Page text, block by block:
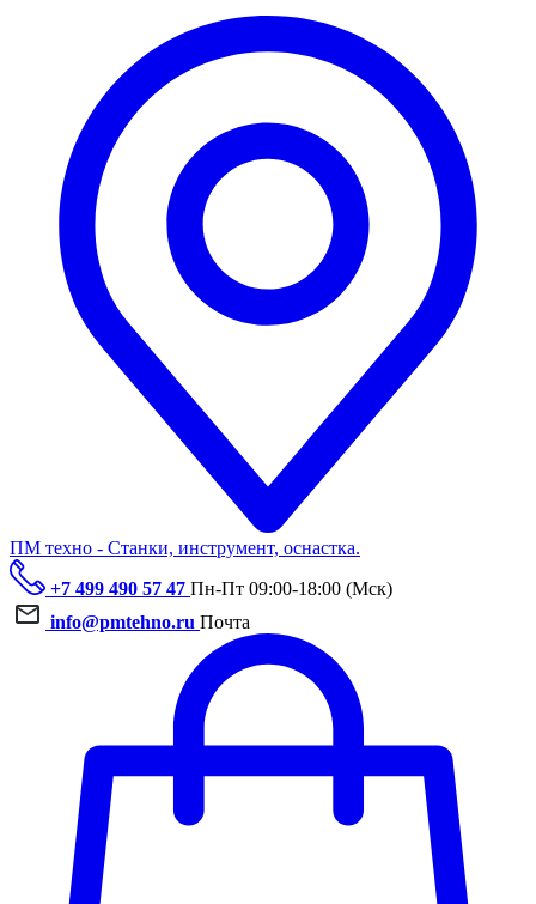
ПМ техно - Станки, инструмент, оснастка.
+7 499 490 57 47 Пн-Пт 09:00-18:00 (Мск)
info@pmtehno.ru Почта